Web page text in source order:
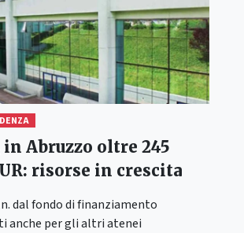
Abruzzo oltre 245
risorse in crescita
dal fondo di finanziamento
anche per gli altri atenei